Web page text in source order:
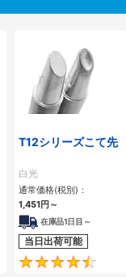
0
T12シリーズこて先
白光
通常価格(税別)：
1,451円 ～
在庫品1日目～
当日出荷可能